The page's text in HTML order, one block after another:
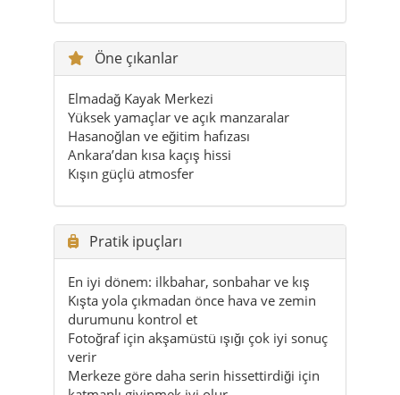
Öne çıkanlar
Elmadağ Kayak Merkezi
Yüksek yamaçlar ve açık manzaralar
Hasanoğlan ve eğitim hafızası
Ankara’dan kısa kaçış hissi
Kışın güçlü atmosfer
Pratik ipuçları
En iyi dönem: ilkbahar, sonbahar ve kış
Kışta yola çıkmadan önce hava ve zemin
durumunu kontrol et
Fotoğraf için akşamüstü ışığı çok iyi sonuç
verir
Merkeze göre daha serin hissettirdiği için